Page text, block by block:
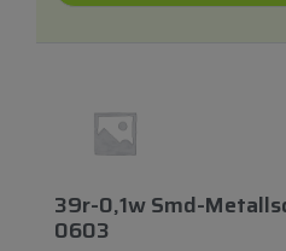
39r-0,1w Smd-
0603